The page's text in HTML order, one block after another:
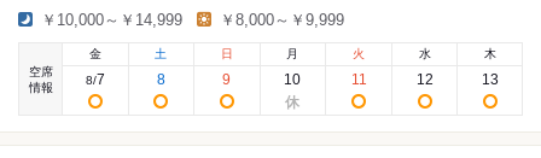
￥10,000～￥14,999 ￥8,000～￥9,999
空席
情報
金
8/7
土
8
日
9
月
10
火
11
水
12
木
13